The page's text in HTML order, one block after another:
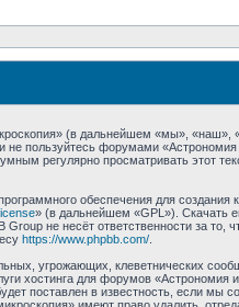
(в дальнейшем «мы», «наш»,
не пользуйтесь форумами
регулярно просматривать этот
обеспечения для создания
» (в дальнейшем «GPL»). Скачать
не несёт ответственности за
https://www.phpbb.com/.
угрожающих, клеветнических
хостинга для форумов
поставлен в известность, если мы